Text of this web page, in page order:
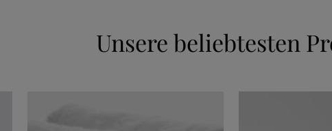
Unsere beliebtesten